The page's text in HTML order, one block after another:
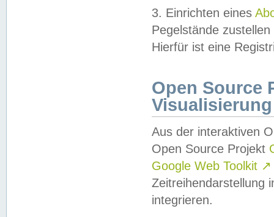
3. Einrichten eines
Pegelstände
Hierfür ist eine
Open Source
Visualisierung
Aus der interaktiven
Open Source Projekt
Google Web Toolkit ↗
Zeitreihendarstellung
integrieren.